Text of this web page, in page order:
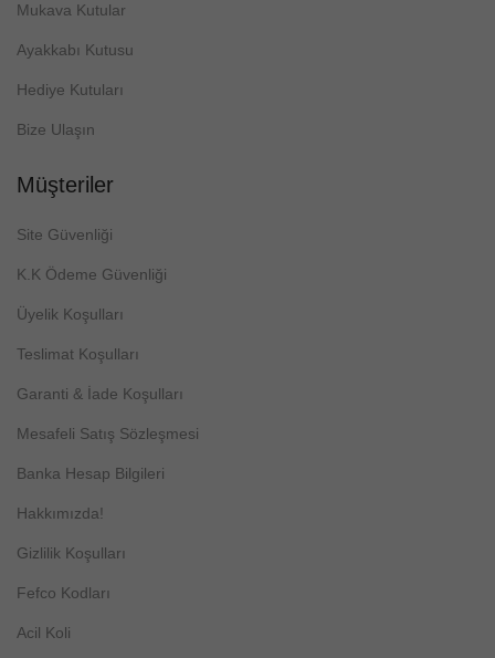
Mukava Kutular
Ayakkabı Kutusu
Hediye Kutuları
Bize Ulaşın
Müşteriler
Site Güvenliği
K.K Ödeme Güvenliği
Üyelik Koşulları
Teslimat Koşulları
Garanti & İade Koşulları
Mesafeli Satış Sözleşmesi
Banka Hesap Bilgileri
Hakkımızda!
Gizlilik Koşulları
Fefco Kodları
Acil Koli